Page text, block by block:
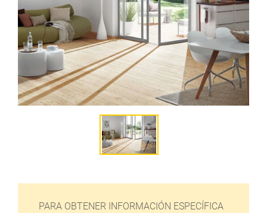
PARA OBTENER INFORMACIÓN ESPECÍFICA